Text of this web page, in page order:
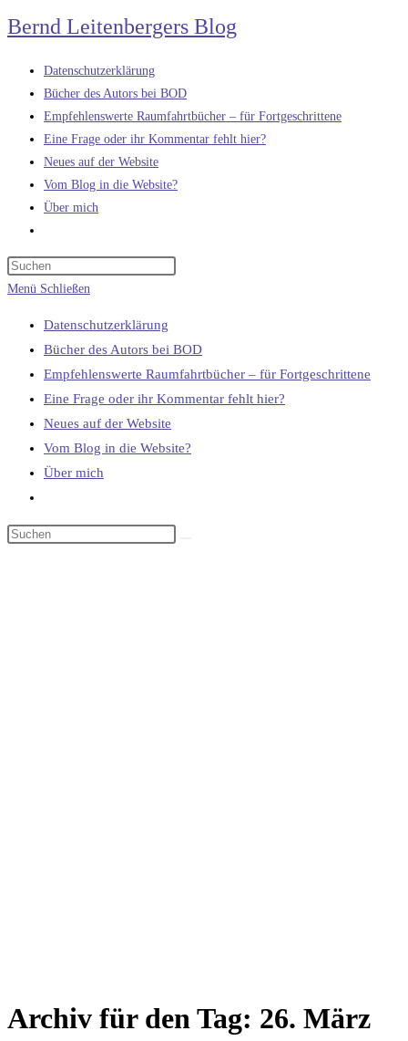
Zum
Inhalt
springen
Bernd Leitenbergers Blog
Datenschutzerklärung
Bücher des Autors bei BOD
Empfehlenswerte Raumfahrtbücher – für Fortgeschrittene
Eine Frage oder ihr Kommentar fehlt hier?
Neues auf der Website
Vom Blog in die Website?
Über mich
umschalten
Menü Schließen
Datenschutzerklärung
Bücher des Autors bei BOD
Empfehlenswerte Raumfahrtbücher – für Fortgeschrittene
Eine Frage oder ihr Kommentar fehlt hier?
Neues auf der Website
Vom Blog in die Website?
Über mich
umschalten
Archiv für den Tag: 26. März